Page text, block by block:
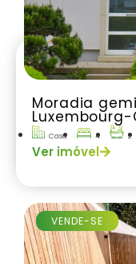
Moradia
Luxembourg-
Casa 4 2
Ver imóvel
VENDE-SE